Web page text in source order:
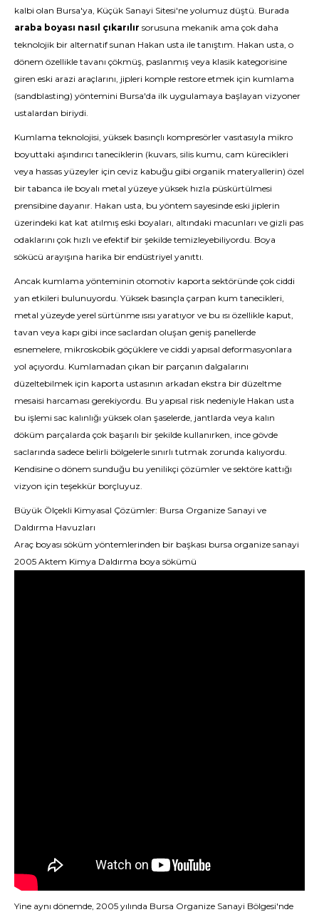
kalbi olan Bursa'ya, Küçük Sanayi Sitesi'ne yolumuz düştü. Burada
araba boyası nasıl çıkarılır sorusuna mekanik ama çok daha
teknolojik bir alternatif sunan Hakan usta ile tanıştım. Hakan usta, o
dönem özellikle tavanı çökmüş, paslanmış veya klasik kategorisine
giren eski arazi araçlarını, jipleri komple restore etmek için kumlama
(sandblasting) yöntemini Bursa'da ilk uygulamaya başlayan vizyoner
ustalardan biriydi.
Kumlama teknolojisi, yüksek basınçlı kompresörler vasıtasıyla mikro
boyuttaki aşındırıcı taneciklerin (kuvars, silis kumu, cam kürecikleri
veya hassas yüzeyler için ceviz kabuğu gibi organik materyallerin) özel
bir tabanca ile boyalı metal yüzeye yüksek hızla püskürtülmesi
prensibine dayanır. Hakan usta, bu yöntem sayesinde eski jiplerin
üzerindeki kat kat atılmış eski boyaları, altındaki macunları ve gizli pas
odaklarını çok hızlı ve efektif bir şekilde temizleyebiliyordu. Boya
sökücü arayışına harika bir endüstriyel yanıttı.
Ancak kumlama yönteminin otomotiv kaporta sektöründe çok ciddi
yan etkileri bulunuyordu. Yüksek basınçla çarpan kum tanecikleri,
metal yüzeyde yerel sürtünme ısısı yaratıyor ve bu ısı özellikle kaput,
tavan veya kapı gibi ince saclardan oluşan geniş panellerde
esnemelere, mikroskobik göçüklere ve ciddi yapısal deformasyonlara
yol açıyordu. Kumlamadan çıkan bir parçanın dalgalarını
düzeltebilmek için kaporta ustasının arkadan ekstra bir düzeltme
mesaisi harcaması gerekiyordu. Bu yapısal risk nedeniyle Hakan usta
bu işlemi sac kalınlığı yüksek olan şaselerde, jantlarda veya kalın
döküm parçalarda çok başarılı bir şekilde kullanırken, ince gövde
saclarında sadece belirli bölgelerle sınırlı tutmak zorunda kalıyordu.
Kendisine o dönem sunduğu bu yenilikçi çözümler ve sektöre kattığı
vizyon için teşekkür borçluyuz.
Büyük Ölçekli Kimyasal Çözümler: Bursa Organize Sanayi ve
Daldırma Havuzları
Araç boyası söküm yöntemlerinden bir başkası bursa organize sanayi
2005 Aktem Kimya Daldırma boya sökümü
Yine aynı dönemde, 2005 yılında Bursa Organize Sanayi Bölgesi'nde